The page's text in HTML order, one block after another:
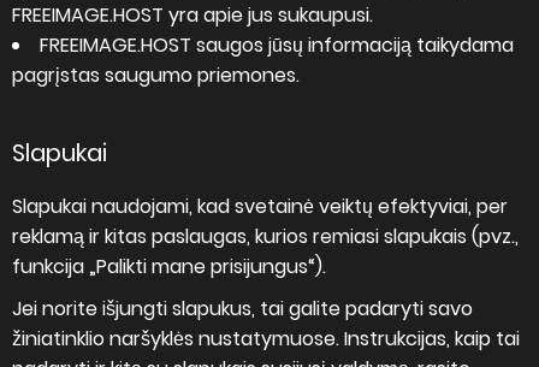
FREEIMAGE.HOST yra apie jus sukaupusi.
FREEIMAGE.HOST saugos jūsų informaciją taikydama
pagrįstas saugumo priemones.
Slapukai
Slapukai naudojami, kad svetainė veiktų efektyviai, per
reklamą ir kitas paslaugas, kurios remiasi slapukais (pvz.,
funkcija „Palikti mane prisijungus“).
Jei norite išjungti slapukus, tai galite padaryti savo
žiniatinklio naršyklės nustatymuose. Instrukcijas, kaip tai